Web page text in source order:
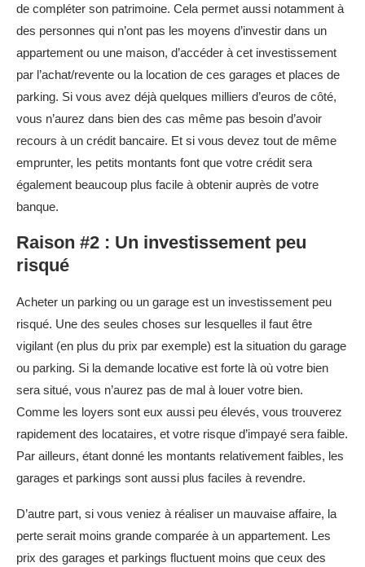
de compléter son patrimoine. Cela permet aussi notamment à
des personnes qui n’ont pas les moyens d’investir dans un
appartement ou une maison, d’accéder à cet investissement
par l’achat/revente ou la location de ces garages et places de
parking. Si vous avez déjà quelques milliers d’euros de côté,
vous n’aurez dans bien des cas même pas besoin d’avoir
recours à un crédit bancaire. Et si vous devez tout de même
emprunter, les petits montants font que votre crédit sera
également beaucoup plus facile à obtenir auprès de votre
banque.
Raison #2 : Un investissement peu
risqué
Acheter un parking ou un garage est un investissement peu
risqué. Une des seules choses sur lesquelles il faut être
vigilant (en plus du prix par exemple) est la situation du garage
ou parking. Si la demande locative est forte là où votre bien
sera situé, vous n’aurez pas de mal à louer votre bien.
Comme les loyers sont eux aussi peu élevés, vous trouverez
rapidement des locataires, et votre risque d’impayé sera faible.
Par ailleurs, étant donné les montants relativement faibles, les
garages et parkings sont aussi plus faciles à revendre.
D’autre part, si vous veniez à réaliser un mauvaise affaire, la
perte serait moins grande comparée à un appartement. Les
prix des garages et parkings fluctuent moins que ceux des